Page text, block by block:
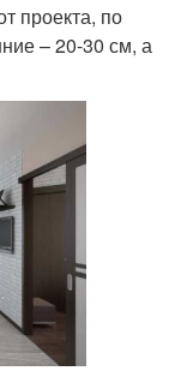
проекта, по
– 20-30 см, а